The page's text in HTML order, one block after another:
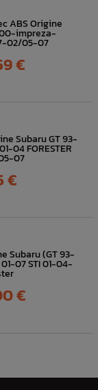
ABS Origine
impreza-
02/05-07
€
Subaru GT 93-
04 FORESTER
07
€
Subaru (GT 93-
07 STI 01-04-
€